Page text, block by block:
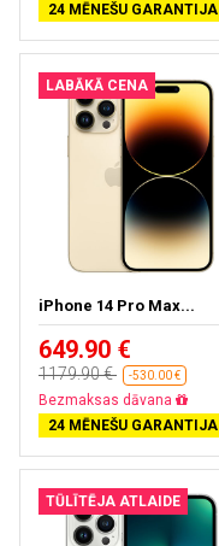
24 MĒNEŠU GARANTIJA
LABĀKĀ CENA
iPhone 14 Pro Max...
649.90 €
1179.90 € -530.00 €
Bezmaksas dāvana
24 MĒNEŠU GARANTIJA
TŪLĪTĒJA ATLAIDE